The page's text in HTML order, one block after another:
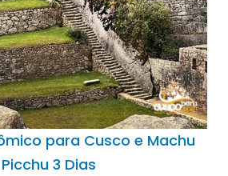
para Cusco e Machu
Picchu 3 Dias